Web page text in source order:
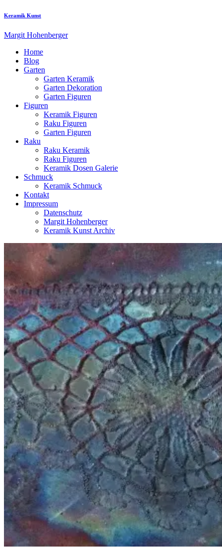
Keramik Kunst
Margit Hohenberger
Home
Blog
Garten
Garten Keramik
Garten Dekoration
Garten Figuren
Figuren
Keramik Figuren
Raku Figuren
Garten Figuren
Raku
Raku Keramik
Raku Figuren
Keramik Dosen Galerie
Schmuck
Keramik Schmuck
Kontakt
Impressum
Datenschutz
Margit Hohenberger
Keramik Kunst Archiv